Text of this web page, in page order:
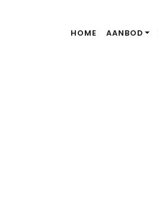
HOME AANBOD